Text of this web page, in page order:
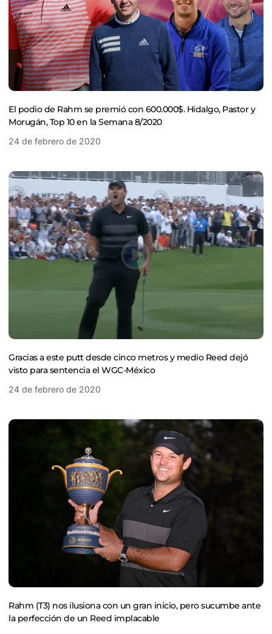
El podio de Rahm se premió con 600.000$. Hidalgo, Pastor y
Morugán, Top 10 en la Semana 8/2020
24 de febrero de 2020
Gracias a este putt desde cinco metros y medio Reed dejó
visto para sentencia el WGC-México
24 de febrero de 2020
Rahm (T3) nos ilusiona con un gran inicio, pero sucumbe ante
la perfección de un Reed implacable